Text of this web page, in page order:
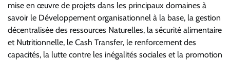
mise en œuvre de projets dans les principaux domaines à
savoir le Développement organisationnel à la base, la gestion
décentralisée des ressources Naturelles, la sécurité alimentaire
et Nutritionnelle, le Cash Transfer, le renforcement des
capacités, la lutte contre les inégalités sociales et la promotion